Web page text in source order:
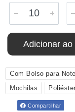
Adicionar ao
Com Bolso para
Mochilas
Poliéster
Compartilhar